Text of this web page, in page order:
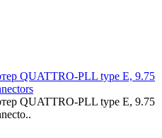
QUATTRO-PLL type E, 9.75
QUATTRO-PLL type E, 9.75